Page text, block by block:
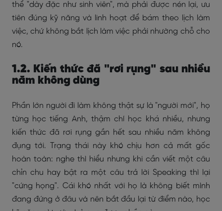
thể "dày đặc như sinh viên", mà phải được nén lại, ưu
tiên đúng kỹ năng và linh hoạt để bám theo lịch làm
việc, chứ không bắt lịch làm việc phải nhường chỗ cho
nó.
1.2. Kiến thức đã "rơi rụng" sau nhiều
năm không dùng
Phần lớn người đi làm không thật sự là "người mới", họ
từng học tiếng Anh, thậm chí học khá nhiều, nhưng
kiến thức đã rơi rụng gần hết sau nhiều năm không
đụng tới. Trạng thái này khó chịu hơn cả mất gốc
hoàn toàn: nghe thì hiểu nhưng khi cần viết một câu
chỉn chu hay bật ra một câu trả lời Speaking thì lại
"cứng họng". Cái khó nhất với họ là không biết mình
đang đứng ở đâu và nên bắt đầu lại từ điểm nào, học